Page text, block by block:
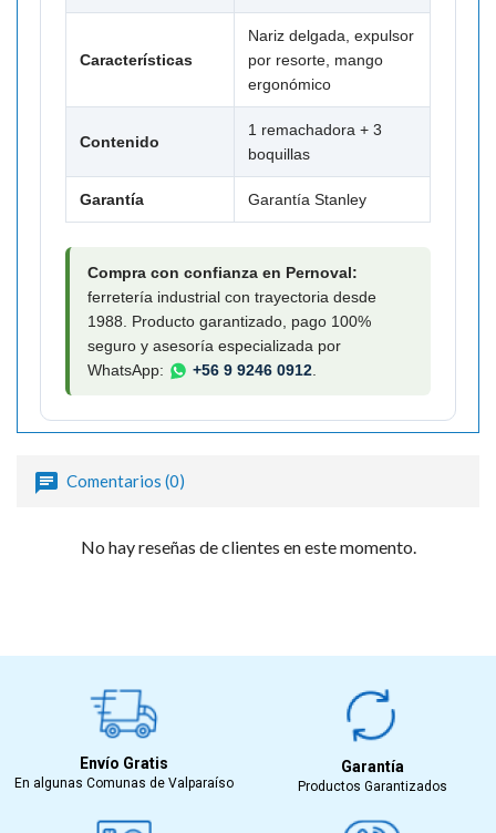
Características
Nariz delgada, expulsor
por resorte, mango
ergonómico
Contenido
1 remachadora + 3
boquillas
Garantía Garantía Stanley
Compra con confianza en Pernoval:
ferretería industrial con trayectoria desde
1988. Producto garantizado, pago 100%
seguro y asesoría especializada por
WhatsApp:
+56 9 9246 0912
Comentarios (0)
No hay reseñas de clientes en este momento.
Envío Gratis
En algunas Comunas de Valparaíso
Garantía
Productos Garantizados